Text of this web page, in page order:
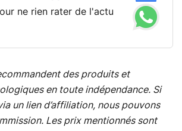
ne rien rater de l'actu
des produits et
en toute indépendance. Si
un lien d’affiliation, nous pouvons
Les prix mentionnés sont